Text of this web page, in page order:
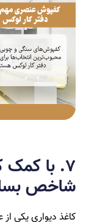
۷. با کمک
شاخص
کاغذ دیواری یکی